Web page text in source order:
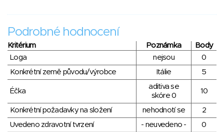
Podrobné hodnocení
Kritérium Poznámka
Body
Loga
nejsou
0
Konkrétní země původu/výrobce
Itálie 5
Éčka
aditiva se
skóre 0
10
Konkrétní požadavky na složení nehodnotí se
2
Uvedeno zdravotní tvrzení
- neuvedeno -
0